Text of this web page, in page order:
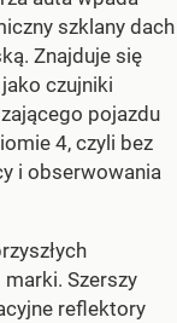
szklany dach
Znajduje się
czujniki
pojazdu
4, czyli bez
i obserwowania
Szerszy
reflektory